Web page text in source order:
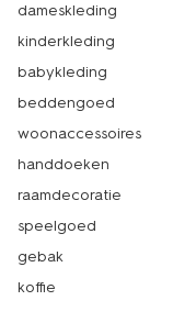
dameskleding
kinderkleding
babykleding
beddengoed
woonaccessoires
handdoeken
raamdecoratie
speelgoed
gebak
koffie